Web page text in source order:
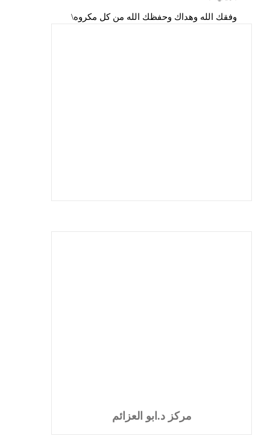
وفقك الله وهداك وحفظك الله من كل مكروه\
مركز د.ابو العزائم